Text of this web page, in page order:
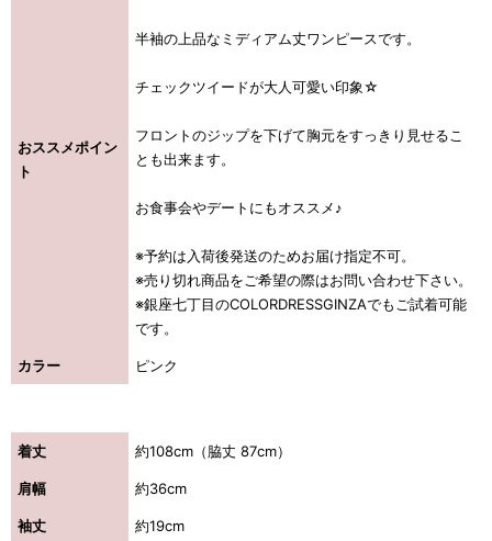
おススメポイン
ト
半袖の上品なミディアム丈ワンピースです。
チェックツイードが大人可愛い印象☆
フロントのジップを下げて胸元をすっきり見せるこ
とも出来ます。
お食事会やデートにもオススメ♪
※予約は入荷後発送のためお届け指定不可。
※売り切れ商品をご希望の際はお問い合わせ下さい。
※銀座七丁目のCOLORDRESSGINZAでもご試着可能
です。
カラー ピンク
着丈 約108cm（脇丈 87cm）
肩幅 約36cm
袖丈 約19cm